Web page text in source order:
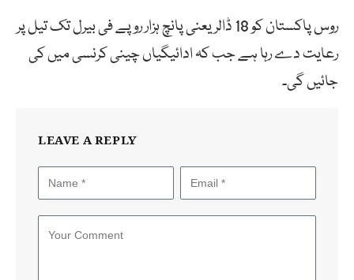
روس پاکستان کو 18 ڈالر یعنی پانچ ہزار روپے فی بیرل تک تیل پر
رعایت دے رہا ہے جب کہ ادائیگیاں چینی کرنسی میں کی
جائیں گی۔
LEAVE A REPLY